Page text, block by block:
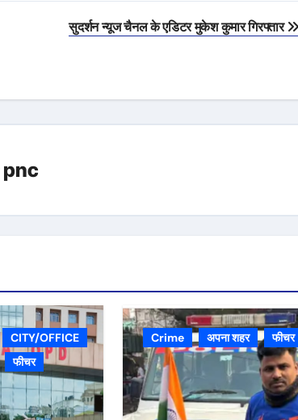
सुदर्शन न्यूज चैनल के एडिटर मुकेश कुमार गिरफ्तार
pnc
CITY/OFFICE
फीचर
Crime अपना शहर फीचर